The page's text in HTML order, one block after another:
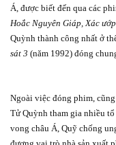
Á, được biết đến qua các
Hoắc Nguyên Giáp, Xác
Quỳnh thành công nhất ở
sát 3 (năm 1992) đóng
Ngoài việc đóng phim,
Tử Quỳnh tham gia nhiều
vong châu Á, Quỹ chống